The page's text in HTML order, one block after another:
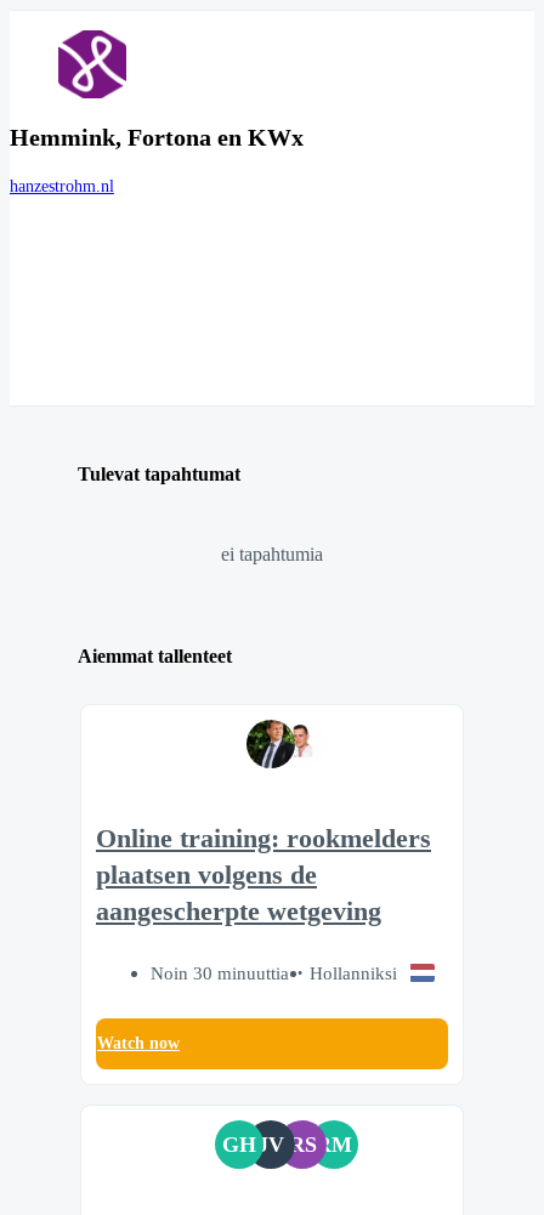
Hemmink, Fortona en KWx
hanzestrohm.nl
Tulevat tapahtumat
ei tapahtumia
Aiemmat tallenteet
Online training: rookmelders
plaatsen volgens de
aangescherpte wetgeving
Noin 30 minuuttia Hollanniksi
Watch now
GH JV RSRM